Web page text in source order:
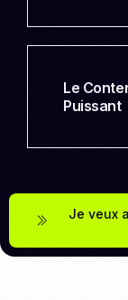
Le
Puissant
Je veux